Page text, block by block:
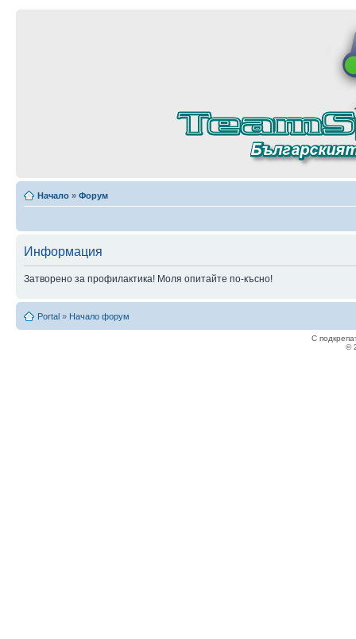
Начало » Форум
Информация
Затворено за профилактика! Моля опитайте по-късно!
Portal » Начало форум
С
©